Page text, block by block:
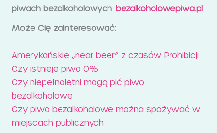
piwach bezalkoholowych: bezalkoholowepiwa.pl
Może Cię zainteresować:
Amerykańskie „near beer” z czasów Prohibicji
Czy istnieje piwo 0%
Czy niepełnoletni mogą pić piwo
bezalkoholowe
Czy piwo bezalkoholowe można spożywać w
miejscach publicznych